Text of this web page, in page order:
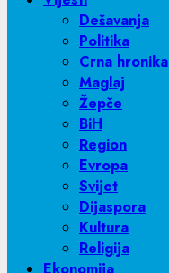
Dešavanja
Politika
Crna hronika
Maglaj
Žepče
BiH
Region
Evropa
Svijet
Dijaspora
Kultura
Religija